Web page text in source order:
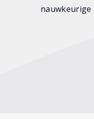
nauwkeurige